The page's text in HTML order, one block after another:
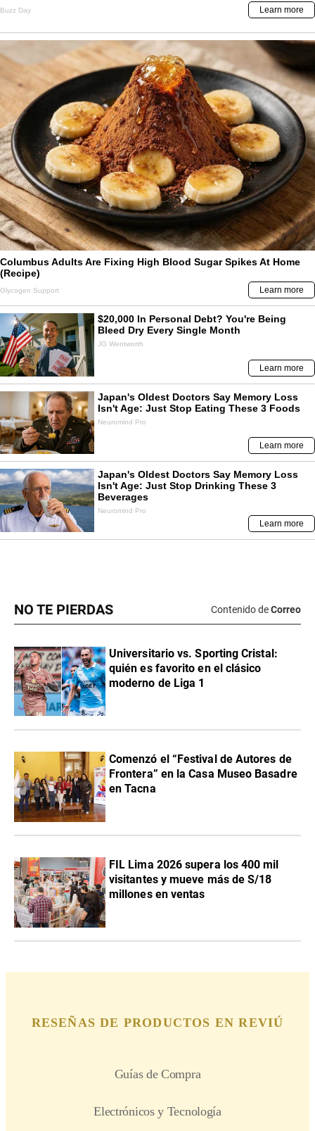
NO TE PIERDAS Contenido deCorreo
Universitario vs. Sporting Cristal:
quién es favorito en el clásico
moderno de Liga 1
Comenzó el “Festival de Autores de
Frontera” en la Casa Museo Basadre
en Tacna
FIL Lima 2026 supera los 400 mil
visitantes y mueve más de S/18
millones en ventas